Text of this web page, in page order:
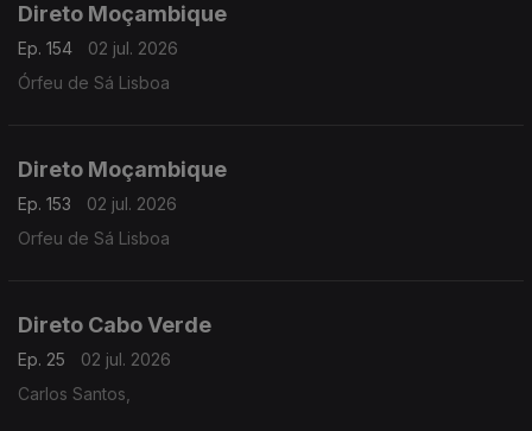
Direto Moçambique
Ep. 154
02 jul. 2026
Órfeu de Sá Lisboa
Direto Moçambique
Ep. 153
02 jul. 2026
Orfeu de Sá Lisboa
Direto Cabo Verde
Ep. 25
02 jul. 2026
Carlos Santos,